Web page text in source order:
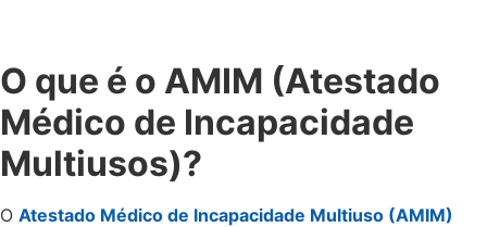
O que é o AMIM (Atestado
Médico de Incapacidade
Multiusos)?
O Atestado Médico de Incapacidade Multiuso (AMIM)